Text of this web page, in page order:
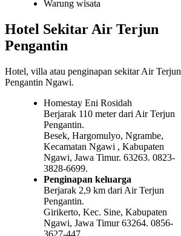
Warung wisata
Hotel Sekitar Air Terjun
Pengantin
Hotel, villa atau penginapan sekitar Air Terjun
Pengantin Ngawi.
Homestay Eni Rosidah
Berjarak 110 meter dari Air Terjun
Pengantin.
Besek, Hargomulyo, Ngrambe,
Kecamatan Ngawi , Kabupaten
Ngawi, Jawa Timur. 63263. 0823-
3828-6699.
Penginapan keluarga
Berjarak 2,9 km dari Air Terjun
Pengantin.
Girikerto, Kec. Sine, Kabupaten
Ngawi, Jawa Timur 63264. 0856-
3627-447.